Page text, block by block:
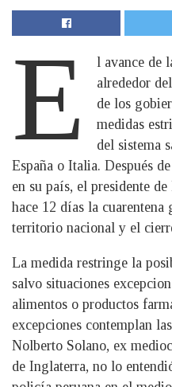
E
l avance de
alrededor
de los
medidas
del sistema
España o Italia. Después
en su país, el presidente
hace 12 días la cuarentena
territorio nacional y el
La medida restringe la
salvo situaciones
alimentos o productos
excepciones contemplan
Nolberto Solano, ex
de Inglaterra, no lo